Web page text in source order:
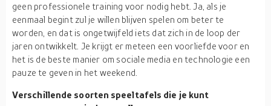
geen professionele training voor nodig hebt. Ja, als je
eenmaal begint zul je willen blijven spelen om beter te
worden, en dat is ongetwijfeld iets dat zich in de loop der
jaren ontwikkelt. Je krijgt er meteen een voorliefde voor en
het is de beste manier om sociale media en technologie een
pauze te geven in het weekend.
Verschillende soorten speeltafels die je kunt